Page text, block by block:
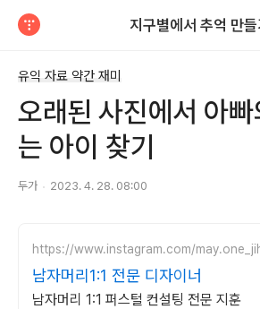
지구별에서 추억 만들
유익 자료 약간 재미
오래된 사진에서 아
는 아이 찾기
두가 2023. 4. 28. 08:00
https://www.instagram.com/
남자머리1:1 전문 디자이너
남자머리 1:1 퍼스털 컨설팅 전문 지훈